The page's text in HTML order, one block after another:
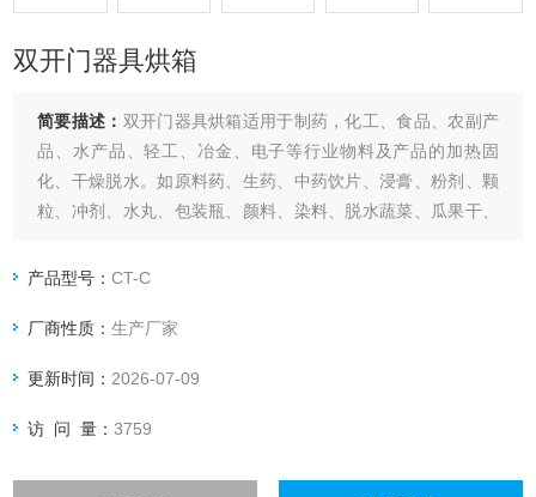
双开门器具烘箱
简要描述： 双开门器具烘箱适用于制药，化工、食品、农副产
品、水产品、轻工、冶金、电子等行业物料及产品的加热固
化、干燥脱水。如原料药、生药、中药饮片、浸膏、粉剂、颗
粒、冲剂、水丸、包装瓶、颜料、染料、脱水蔬菜、瓜果干、
产品型号：CT-C
厂商性质：生产厂家
更新时间： 2026-07-09
访 问 量：3759